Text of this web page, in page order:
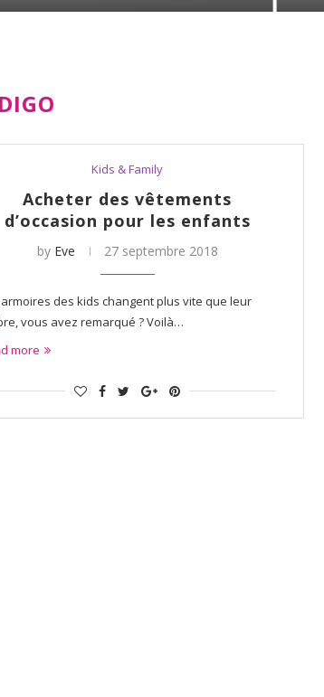
Kids & Family
Acheter des vêtements
d’occasion pour les enfants
by Eve 27 septembre 2018
des kids changent plus vite que leur
vous avez remarqué ? Voilà…
more